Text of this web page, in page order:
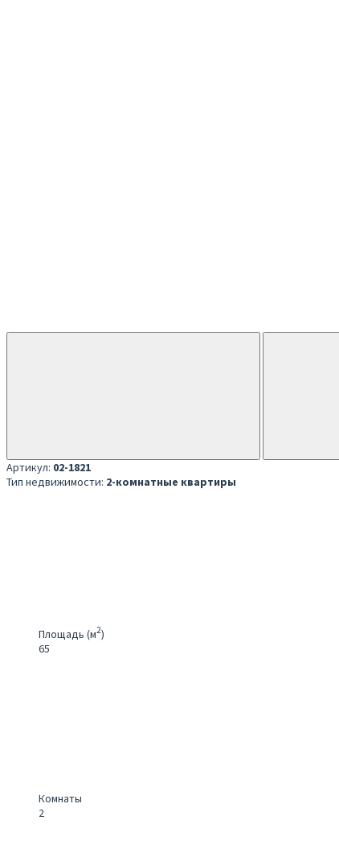
Артикул: 02-1821
Тип недвижимости: 2-комнатные квартиры
Площадь (м2)
65
Комнаты
2